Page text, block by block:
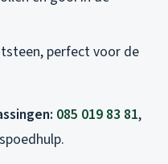
perfect voor de
085 019 83 81,